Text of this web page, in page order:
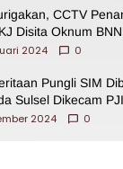
CCTV
Disita Oknum
2024
0
Pungli SIM
Sulsel Dikecam
2024
0